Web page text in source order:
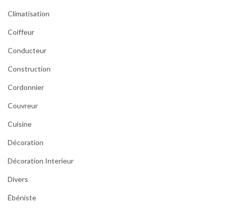
Climatisation
Coiffeur
Conducteur
Construction
Cordonnier
Couvreur
Cuisine
Décoration
Décoration Interieur
Divers
Ébéniste